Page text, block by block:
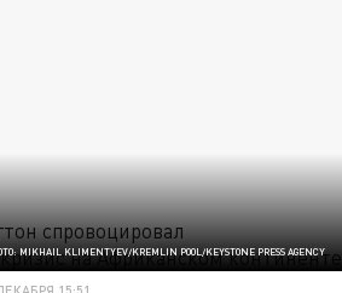
MIKHAIL KLIMENTYEV/KREMLIN POOL/KEYSTONE PRESS AGENCY
15:51